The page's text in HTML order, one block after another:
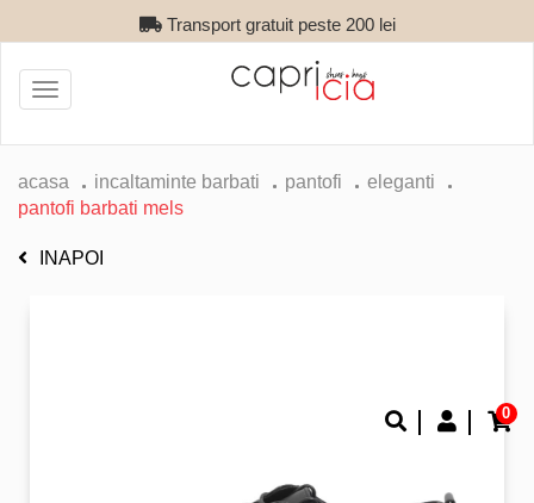
Transport gratuit peste 200 lei
0
Toggle
navigation
acasa incaltaminte barbati pantofi
eleganti
pantofi barbati mels
INAPOI